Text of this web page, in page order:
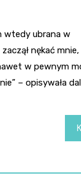
wtedy ubrana w
nękać
w pewnym
– opisywała